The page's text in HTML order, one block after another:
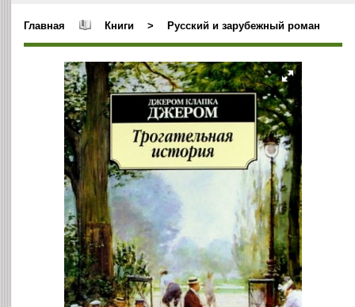
Главная Книги > Русский и зарубежный роман